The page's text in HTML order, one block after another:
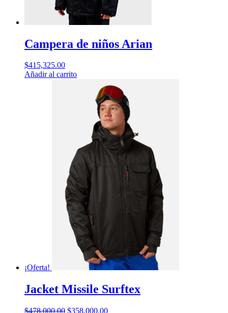
Campera de niños Arian
$415,325.00
Añadir al carrito
¡Oferta!
Jacket Missile Surftex
$478,000.00 El
$358,000.00El